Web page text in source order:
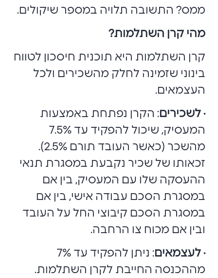
ממס? התשובה תלויה במספר שיקולים.
מהי קרן השתלמות?
קרן השתלמות היא תוכנית חיסכון לטווח
בינוני שזמינה לחלק מהשכירים ולכל
העצמאים.
· לשכירים: הקרן נפתחת באמצעות
המעסיק, שיכול להפקיד עד 7.5%
מהשכר (כאשר העובד תורם 2.5%).
זכאותו של שכיר נקבעת במסגרת תנאי
ההעסקה שלו עם המעסיק, בין אם
במסגרת הסכם עבודה אישי, בין אם
במסגרת הסכם קיבוצי החל על העובד
ובין אם מכוח צו הרחבה.
· לעצמאים
: ניתן להפקיד עד 7%
מההכנסה החייבת לקרן השתלמות.